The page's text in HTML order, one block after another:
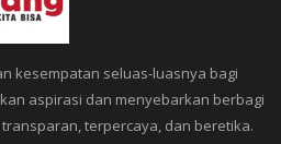
kesempatan seluas-luasnya bagi
aspirasi dan menyebarkan berbagi
terpercaya, dan beretika.